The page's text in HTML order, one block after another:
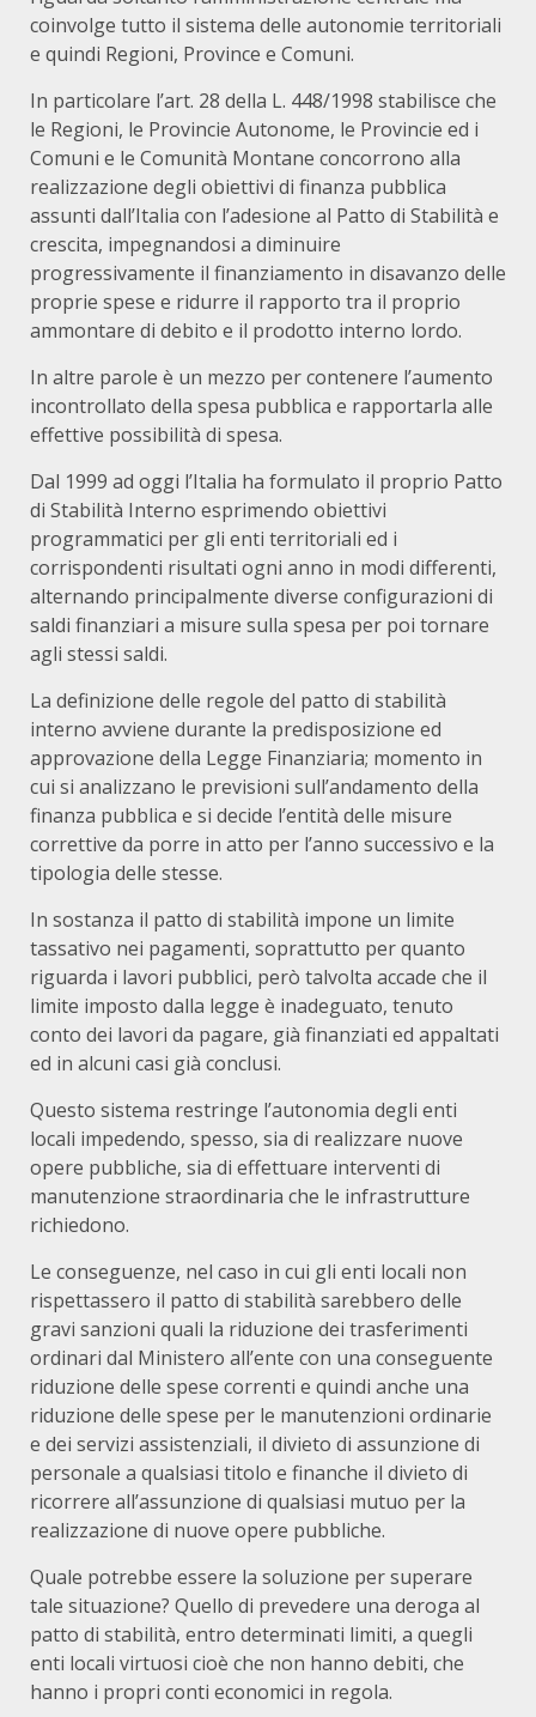
coinvolge tutto il sistema delle autonomie territoriali
e quindi Regioni, Province e Comuni.
In particolare l’art. 28 della L. 448/1998 stabilisce che
le Regioni, le Provincie Autonome, le Provincie ed i
Comuni e le Comunità Montane concorrono alla
realizzazione degli obiettivi di finanza pubblica
assunti dall’Italia con l’adesione al Patto di Stabilità e
crescita, impegnandosi a diminuire
progressivamente il finanziamento in disavanzo delle
proprie spese e ridurre il rapporto tra il proprio
ammontare di debito e il prodotto interno lordo.
In altre parole è un mezzo per contenere l’aumento
incontrollato della spesa pubblica e rapportarla alle
effettive possibilità di spesa.
Dal 1999 ad oggi l’Italia ha formulato il proprio Patto
di Stabilità Interno esprimendo obiettivi
programmatici per gli enti territoriali ed i
corrispondenti risultati ogni anno in modi differenti,
alternando principalmente diverse configurazioni di
saldi finanziari a misure sulla spesa per poi tornare
agli stessi saldi.
La definizione delle regole del patto di stabilità
interno avviene durante la predisposizione ed
approvazione della Legge Finanziaria; momento in
cui si analizzano le previsioni sull’andamento della
finanza pubblica e si decide l’entità delle misure
correttive da porre in atto per l’anno successivo e la
tipologia delle stesse.
In sostanza il patto di stabilità impone un limite
tassativo nei pagamenti, soprattutto per quanto
riguarda i lavori pubblici, però talvolta accade che il
limite imposto dalla legge è inadeguato, tenuto
conto dei lavori da pagare, già finanziati ed appaltati
ed in alcuni casi già conclusi.
Questo sistema restringe l’autonomia degli enti
locali impedendo, spesso, sia di realizzare nuove
opere pubbliche, sia di effettuare interventi di
manutenzione straordinaria che le infrastrutture
richiedono.
Le conseguenze, nel caso in cui gli enti locali non
rispettassero il patto di stabilità sarebbero delle
gravi sanzioni quali la riduzione dei trasferimenti
ordinari dal Ministero all’ente con una conseguente
riduzione delle spese correnti e quindi anche una
riduzione delle spese per le manutenzioni ordinarie
e dei servizi assistenziali, il divieto di assunzione di
personale a qualsiasi titolo e finanche il divieto di
ricorrere all’assunzione di qualsiasi mutuo per la
realizzazione di nuove opere pubbliche.
Quale potrebbe essere la soluzione per superare
tale situazione? Quello di prevedere una deroga al
patto di stabilità, entro determinati limiti, a quegli
enti locali virtuosi cioè che non hanno debiti, che
hanno i propri conti economici in regola.